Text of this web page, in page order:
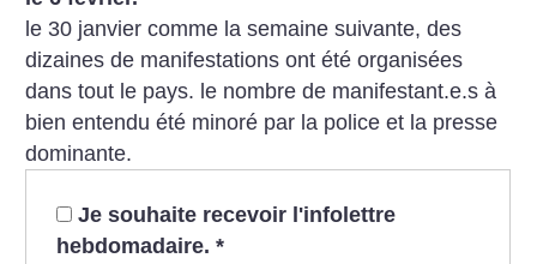
le 30 janvier comme la semaine suivante, des
dizaines de manifestations ont été organisées
dans tout le pays. le nombre de manifestant.e.s à
bien entendu été minoré par la police et la presse
dominante.
Je souhaite recevoir l'infolettre
hebdomadaire. *